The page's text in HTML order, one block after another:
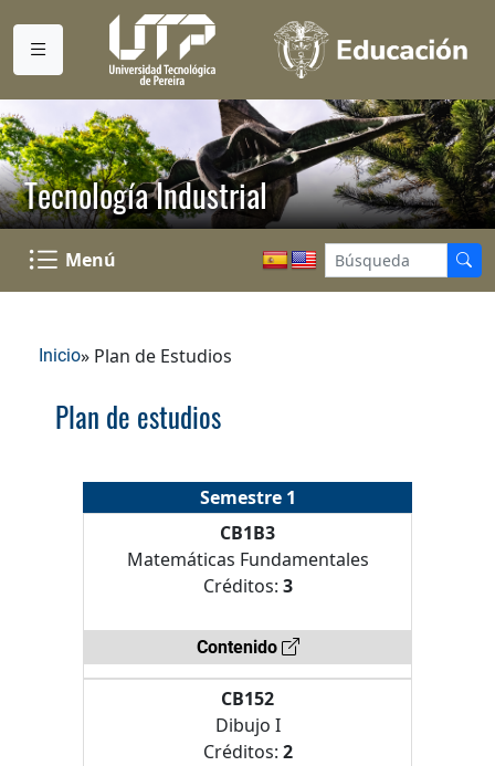
Tecnología Industrial
Menú
Inicio» Plan de Estudios
Plan de estudios
Semestre 1
CB1B3
Matemáticas Fundamentales
Créditos: 3
Contenido
CB152
Dibujo I
Créditos: 2